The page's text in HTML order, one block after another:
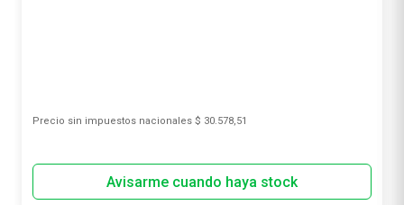
Precio sin impuestos nacionales $ 30.578,51